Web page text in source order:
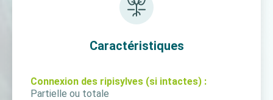
Caractéristiques
Connexion des ripisylves (si intactes) :
Partielle ou totale